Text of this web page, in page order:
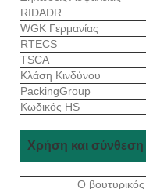
RIDADR
WGK Γερμανίας
RTECS
TSCA
Κλάση Κινδύνου
PackingGroup
Κωδικός HS
Χρήση και σύνθεση
Ο βουτυρικός